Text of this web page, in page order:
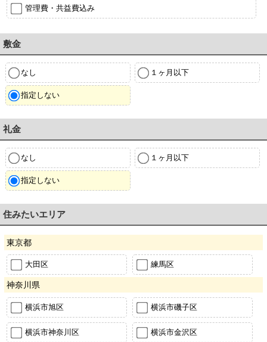
管理費・共益費込み
敷金
なし １ヶ月以下
指定しない
礼金
なし １ヶ月以下
指定しない
住みたいエリア
東京都
大田区 練馬区
神奈川県
横浜市旭区 横浜市磯子区
横浜市神奈川区 横浜市金沢区